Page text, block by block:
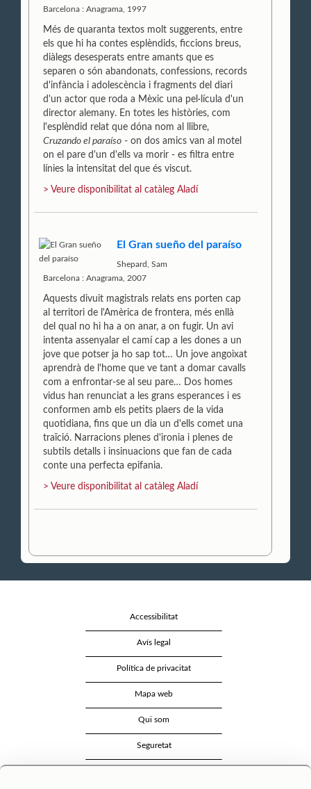
Barcelona : Anagrama, 1997
Més de quaranta textos molt suggerents, entre
els que hi ha contes esplèndids, ficcions breus,
diàlegs desesperats entre amants que es
separen o són abandonats, confessions, records
d'infància i adolescència i fragments del diari
d'un actor que roda a Mèxic una pel·lícula d'un
director alemany. En totes les històries, com
l'esplèndid relat que dóna nom al llibre,
Cruzando el paraíso - on dos amics van al motel
on el pare d'un d'ells va morir - es filtra entre
línies la intensitat del que és viscut.
> Veure disponibilitat al catàleg Aladí
El Gran sueño del paraíso
Shepard, Sam
Barcelona : Anagrama, 2007
Aquests divuit magistrals relats ens porten cap
al territori de l'Amèrica de frontera, més enllà
del qual no hi ha a on anar, a on fugir. Un avi
intenta assenyalar el camí cap a les dones a un
jove que potser ja ho sap tot… Un jove angoixat
aprendrà de l'home que ve tant a domar cavalls
com a enfrontar-se al seu pare… Dos homes
vidus han renunciat a les grans esperances i es
conformen amb els petits plaers de la vida
quotidiana, fins que un dia un d'ells comet una
traïció. Narracions plenes d'ironia i plenes de
subtils detalls i insinuacions que fan de cada
conte una perfecta epifania.
> Veure disponibilitat al catàleg Aladí
Accessibilitat
Avís legal
Política de privacitat
Mapa web
Qui som
Seguretat